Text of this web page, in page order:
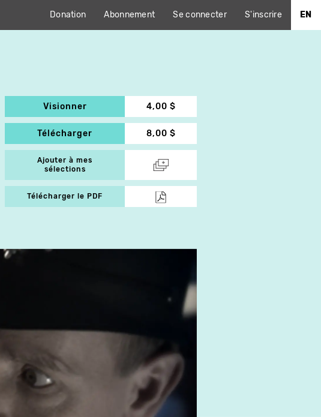
Donation Abonnement Se connecter S'inscrire EN
Visionner 4,00 $
Télécharger 8,00 $
Ajouter à mes
sélections
Télécharger le PDF